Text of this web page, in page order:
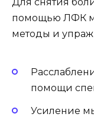
помощью ЛФК
методы и
помощи
Усиление